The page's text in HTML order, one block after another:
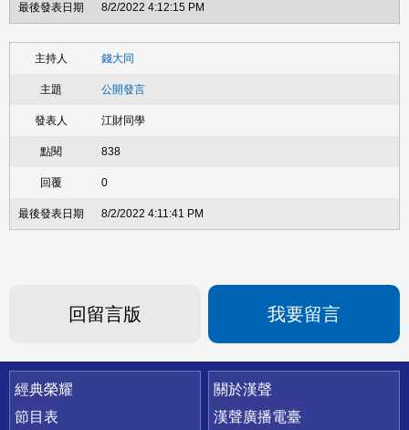
8/2/2022 4:12:15 PM
錢大同
公開發言
江財同學
838
0
8/2/2022 4:11:41 PM
回留言版 我要留言
快速連結
經典榮耀
節目表
關於漢聲
漢聲廣播電臺